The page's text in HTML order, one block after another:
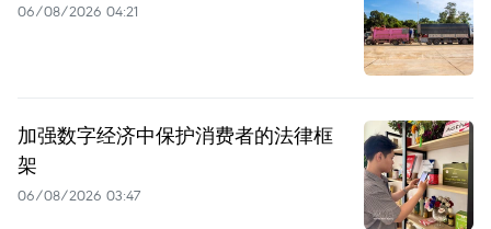
06/08/2026 04:21
加强数字经济中保护消费者的法律框
架
06/08/2026 03:47